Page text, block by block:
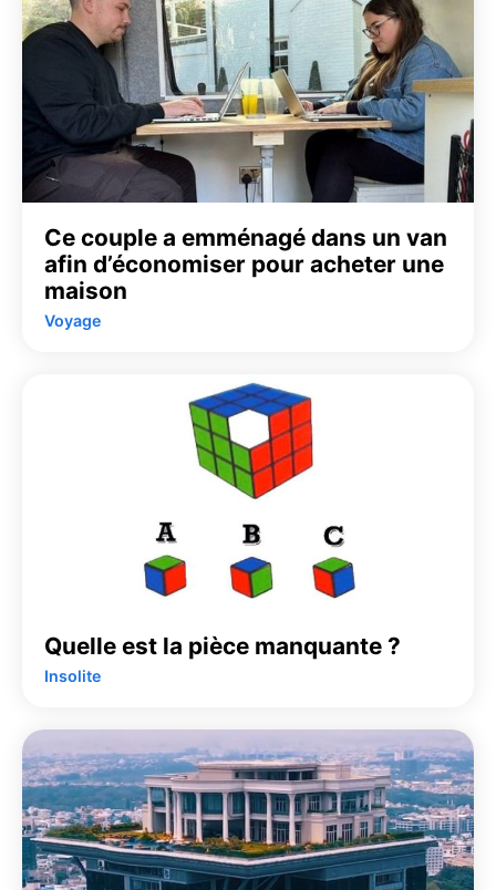
Ce couple a emménagé dans un van
afin d’économiser pour acheter une
maison
Voyage
Quelle est la pièce manquante ?
Insolite